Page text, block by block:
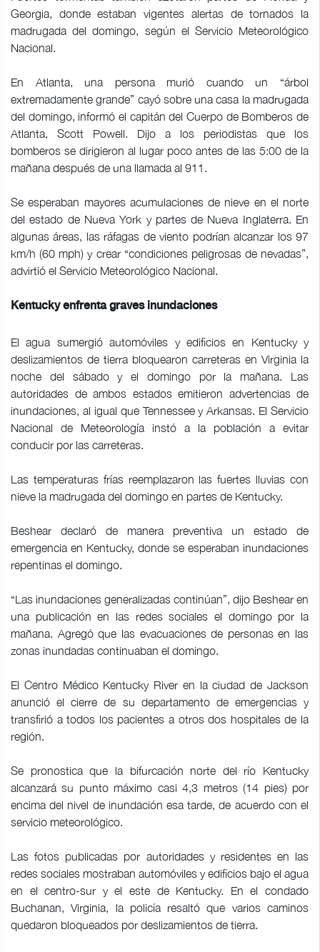
Georgia, donde estaban vigentes alertas de tornados la
madrugada del domingo, según el Servicio Meteorológico
Nacional.
En Atlanta, una persona murió cuando un “árbol
extremadamente grande” cayó sobre una casa la madrugada
del domingo, informó el capitán del Cuerpo de Bomberos de
Atlanta, Scott Powell. Dijo a los periodistas que los
bomberos se dirigieron al lugar poco antes de las 5:00 de la
mañana después de una llamada al 911.
Se esperaban mayores acumulaciones de nieve en el norte
del estado de Nueva York y partes de Nueva Inglaterra. En
algunas áreas, las ráfagas de viento podrían alcanzar los 97
km/h (60 mph) y crear “condiciones peligrosas de nevadas”,
advirtió el Servicio Meteorológico Nacional.
Kentucky enfrenta graves inundaciones
El agua sumergió automóviles y edificios en Kentucky y
deslizamientos de tierra bloquearon carreteras en Virginia la
noche del sábado y el domingo por la mañana. Las
autoridades de ambos estados emitieron advertencias de
inundaciones, al igual que Tennessee y Arkansas. El Servicio
Nacional de Meteorología instó a la población a evitar
conducir por las carreteras.
Las temperaturas frías reemplazaron las fuertes lluvias con
nieve la madrugada del domingo en partes de Kentucky.
Beshear declaró de manera preventiva un estado de
emergencia en Kentucky, donde se esperaban inundaciones
repentinas el domingo.
“Las inundaciones generalizadas continúan”, dijo Beshear en
una publicación en las redes sociales el domingo por la
mañana. Agregó que las evacuaciones de personas en las
zonas inundadas continuaban el domingo.
El Centro Médico Kentucky River en la ciudad de Jackson
anunció el cierre de su departamento de emergencias y
transfirió a todos los pacientes a otros dos hospitales de la
región.
Se pronostica que la bifurcación norte del río Kentucky
alcanzará su punto máximo casi 4,3 metros (14 pies) por
encima del nivel de inundación esa tarde, de acuerdo con el
servicio meteorológico.
Las fotos publicadas por autoridades y residentes en las
redes sociales mostraban automóviles y edificios bajo el agua
en el centro-sur y el este de Kentucky. En el condado
Buchanan, Virginia, la policía resaltó que varios caminos
quedaron bloqueados por deslizamientos de tierra.